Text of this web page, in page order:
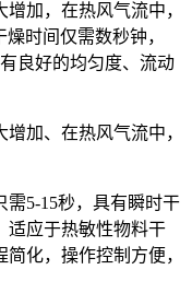
加，在热风气流中，
时间仅需数秒钟，
良好的均匀度、流动
加、在热风气流中，
需5-15秒，具有瞬时干
适应于热敏性物料干
化，操作控制方便，